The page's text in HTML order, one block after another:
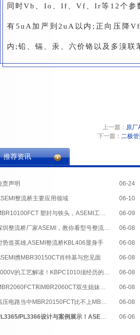
同时Vb、Io、If、Vf、Ir等12个参
有5uA加严到2uA以内;正向压降
内;铅、镉、汞、六价铬以及多溴联
上一篇： 原厂
下一篇： 二极
推荐资讯
责声明 06-24
整流桥主要应用领域 06-10
MBR10100FCT 塑封与铁头，ASEMI工程解读 06-09
深圳整流桥厂家ASEMI，教你看型号整流桥的参数含义 06-08
势造英雄,ASEMI整流桥KBL406显身手 06-08
携MBR30150CT肖特基与您见面 06-08
1000V的工艺解读！KBPC1010须经历的流程 06-08
MBR2060FCT和MBR2060CT双生姐妹的故事！ 06-08
高压电路当中MBR20150FCT比不上MBR20150CT？ 06-08
PL3365/PL3366设计与案例展示！ASEMI替换DP2525 06-06